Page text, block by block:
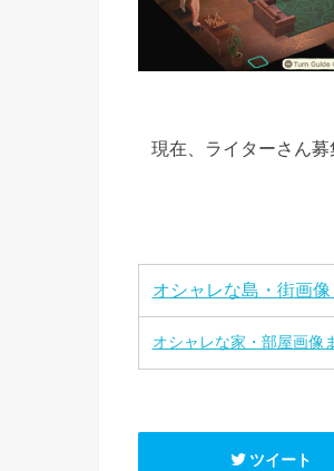
現在、ライターさん
オシャレな島・街画
オシャレな家・部屋画像
ツイート